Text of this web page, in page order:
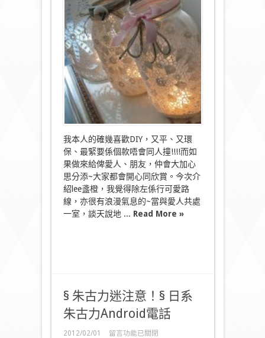
轉
吹”
可
愛
風”〉
中
我本人的確幾喜歡DIY，又平、又環
保、最緊要係個款唔會同人撞!!!!而如
果做來給俾愛人、朋友，仲會大加心
思分添~大家都會開心同欣賞。今次介
紹lee盞橙，我覺得除左係行可愛路
線，亦很有浪漫氣息的~當與愛人共處
一室，談天說地 ... Read More »
§ 朱古力迷注意！§ 日系
朱古力Android電話
2012/02/01
在
留言功能已關閉